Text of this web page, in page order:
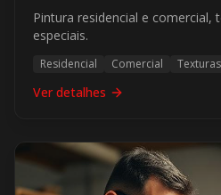
Pintura residencial e comercial,
especiais.
Residencial Comercial Texturas
Ver detalhes